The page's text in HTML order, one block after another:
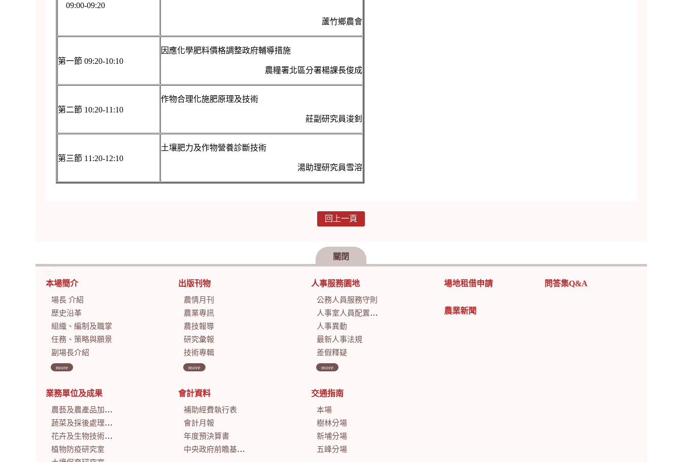
09:00-09:20
蘆竹鄉農會
第一節 09:20-10:10
因應化學肥料價格調整政府輔導措施
農糧署北區分署楊課長俊成
第二節 10:20-11:10
作物合理化施肥原理及技術
莊副研究員浚釗
第三節 11:20-12:10
土壤肥力及作物營養診斷技術
湯助理研究員雪溶
回上一頁
關閉
:::
本場簡介
場長 介紹
歷史沿革
組織、編制及職掌
任務、策略與願景
副場長介紹
more
業務單位及成果
農藝及農產品加工研究室
蔬菜及採後處理研究室
花卉及生物技術研究室
植物防疫研究室
出版刊物
農情月刊
農業專訊
農技報導
研究彙報
技術專輯
more
會計資料
補助經費執行表
會計月報
年度預決算書
中央政府前瞻基礎建設計畫特別預算會計月報
人事服務園地
公務人員服務守則
人事室人員配置及業務職掌
人事異動
最新人事法規
差假釋疑
more
交通指南
本場
樹林分場
新埔分場
五峰分場
場地租借申請
農業新聞
問答集Q&A